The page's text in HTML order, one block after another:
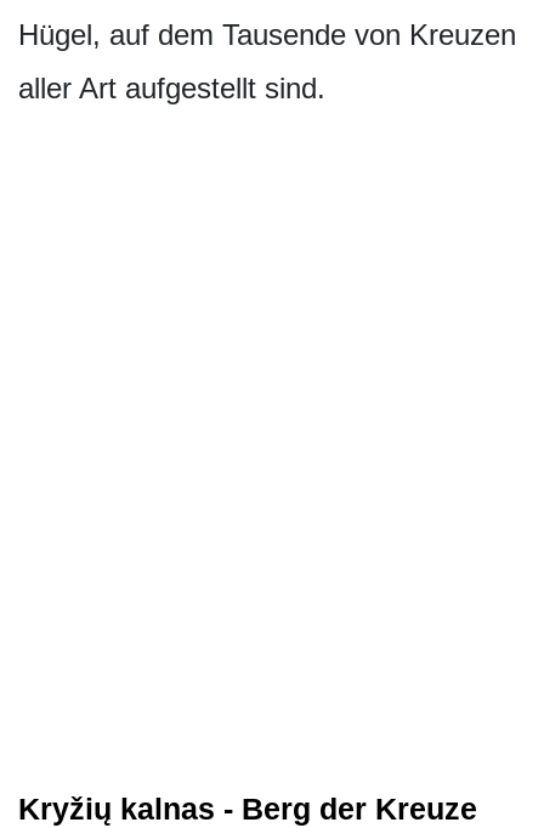
Hügel, auf dem Tausende von Kreuzen
aller Art aufgestellt sind.
Kryžių kalnas - Berg der Kreuze